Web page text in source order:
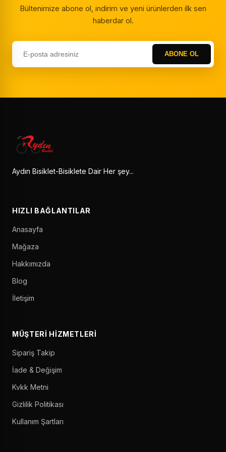
Bültenimize abone ol, indirim ve yeni ürünlerden ilk sen
haberdar ol.
ABONE OL
Aydın Bisiklet-Bisiklete Dair Her şey...
HIZLI BAĞLANTILAR
Anasayfa
Mağaza
Hakkımızda
Blog
İletişim
MÜŞTERI HIZMETLERI
Sipariş Takip
İade & Değişim
Kvkk Metni
Gizlilik Politikası
Kullanım Şartları